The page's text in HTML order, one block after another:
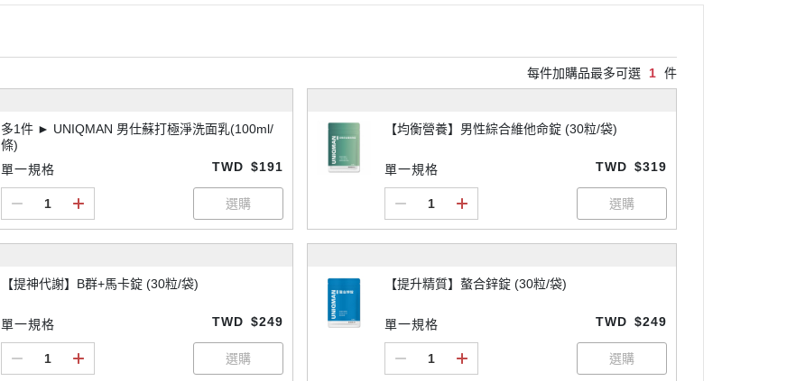
每件加購品最多可選 1 件
多1件 ► UNIQMAN 男仕蘇打極淨洗面乳(100ml/
條)
單一規格
TWD $191
【均衡營養】男性綜合維他命錠 (30粒/袋)
單一規格 TWD $319
【提神代謝】B群+馬卡錠 (30粒/袋)
單一規格 TWD $249
【提升精質】螯合鋅錠 (30粒/袋)
單一規格 TWD $249